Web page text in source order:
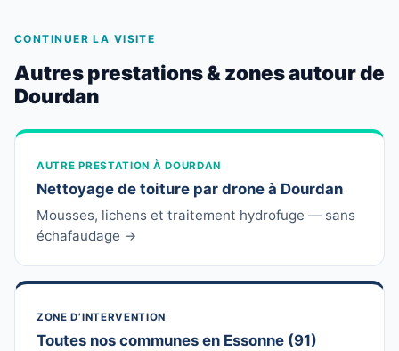
CONTINUER LA VISITE
Autres prestations & zones autour de
Dourdan
AUTRE PRESTATION À DOURDAN
Nettoyage de toiture par drone à Dourdan
Mousses, lichens et traitement hydrofuge — sans
échafaudage →
ZONE D’INTERVENTION
Toutes nos communes en Essonne (91)